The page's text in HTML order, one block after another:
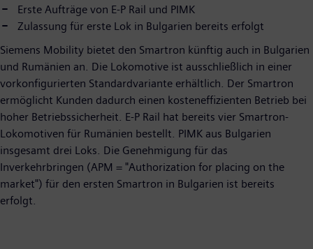
Erste Aufträge von E-P Rail und PIMK
Zulassung für erste Lok in Bulgarien bereits erfolgt
Siemens Mobility bietet den Smartron künftig auch in Bulgarien
und Rumänien an. Die Lokomotive ist ausschließlich in einer
vorkonfigurierten Standardvariante erhältlich. Der Smartron
ermöglicht Kunden dadurch einen kosteneffizienten Betrieb bei
hoher Betriebssicherheit. E-P Rail hat bereits vier Smartron-
Lokomotiven für Rumänien bestellt. PIMK aus Bulgarien
insgesamt drei Loks. Die Genehmigung für das
Inverkehrbringen (APM = "Authorization for placing on the
market") für den ersten Smartron in Bulgarien ist bereits
erfolgt.